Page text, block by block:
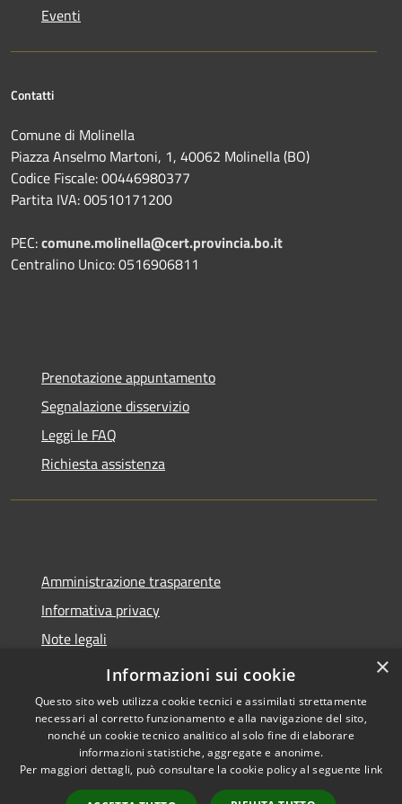
Eventi
Contatti
Comune di Molinella
Piazza Anselmo Martoni, 1, 40062 Molinella (BO)
Codice Fiscale: 00446980377
Partita IVA: 00510171200
PEC:comune.molinella@cert.provincia.bo.it
Centralino Unico: 0516906811
Prenotazione appuntamento
Segnalazione disservizio
Leggi le FAQ
Richiesta assistenza
Amministrazione trasparente
Informativa privacy
Note legali
Dichiarazione di accessibilità
Accessibilità
Copyright © 2026 • Comune di
Molinella • Powered by
×
Informazioni sui cookie
Questo sito web utilizza cookie tecnici e assimilati strettamente
necessari al corretto funzionamento e alla navigazione del sito,
nonché un cookie tecnico analitico al solo fine di elaborare
informazioni statistiche, aggregate e anonime.
Per maggiori dettagli, può consultare la cookie policy al seguente link